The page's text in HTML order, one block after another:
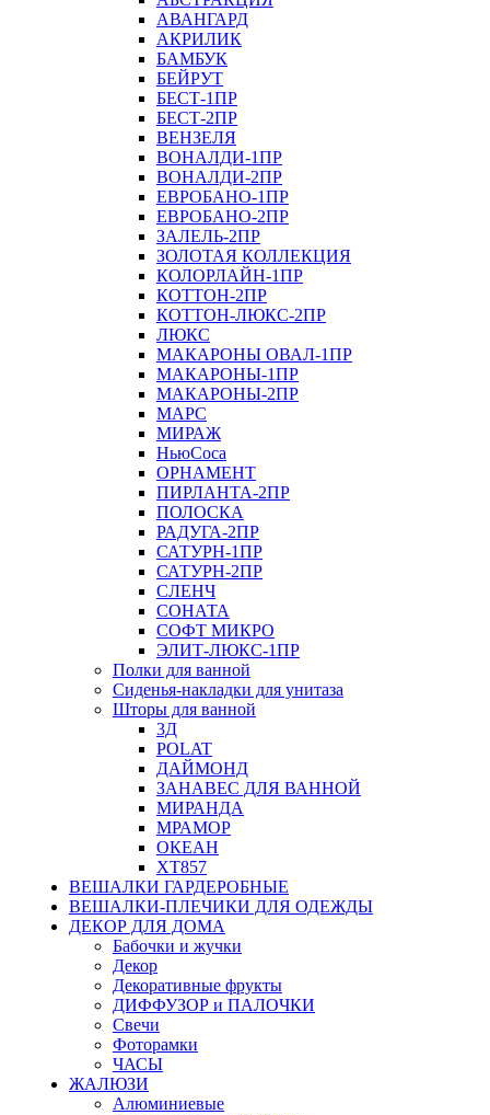
АВАНГАРД
АКРИЛИК
БАМБУК
БЕЙРУТ
БЕСТ-1ПР
БЕСТ-2ПР
ВЕНЗЕЛЯ
ВОНАЛДИ-1ПР
ВОНАЛДИ-2ПР
ЕВРОБАНО-1ПР
ЕВРОБАНО-2ПР
ЗАЛЕЛЬ-2ПР
ЗОЛОТАЯ КОЛЛЕКЦИЯ
КОЛОРЛАЙН-1ПР
КОТТОН-2ПР
КОТТОН-ЛЮКС-2ПР
ЛЮКС
МАКАРОНЫ ОВАЛ-1ПР
МАКАРОНЫ-1ПР
МАКАРОНЫ-2ПР
МАРС
МИРАЖ
НьюСоса
ОРНАМЕНТ
ПИРЛАНТА-2ПР
ПОЛОСКА
РАДУГА-2ПР
САТУРН-1ПР
САТУРН-2ПР
СЛЕНЧ
СОНАТА
СОФТ МИКРО
ЭЛИТ-ЛЮКС-1ПР
Полки для ванной
Сиденья-накладки для унитаза
Шторы для ванной
3Д
POLAT
ДАЙМОНД
ЗАНАВЕС ДЛЯ ВАННОЙ
МИРАНДА
МРАМОР
ОКЕАН
ХТ857
ВЕШАЛКИ ГАРДЕРОБНЫЕ
ВЕШАЛКИ-ПЛЕЧИКИ ДЛЯ ОДЕЖДЫ
ДЕКОР ДЛЯ ДОМА
Бабочки и жучки
Декор
Декоративные фрукты
ДИФФУЗОР и ПАЛОЧКИ
Свечи
Фоторамки
ЧАСЫ
ЖАЛЮЗИ
Алюминиевые